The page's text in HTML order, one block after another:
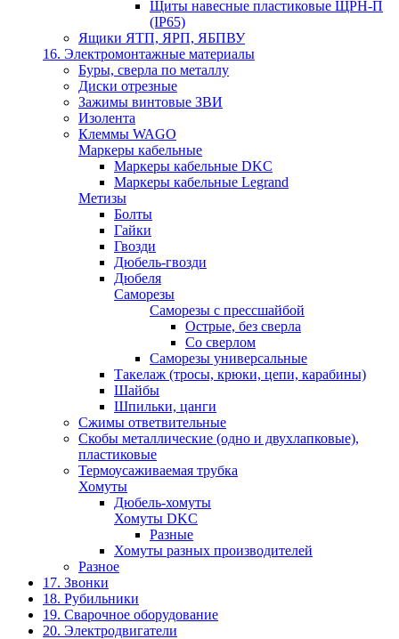
Щиты навесные пластиковые ЩРН-П
(IP65)
Ящики ЯТП, ЯРП, ЯБПВУ
16. Электромонтажные материалы
Буры, сверла по металлу
Диски отрезные
Зажимы винтовые ЗВИ
Изолента
Клеммы WAGO
Маркеры кабельные
Маркеры кабельные DKC
Маркеры кабельные Legrand
Метизы
Болты
Гайки
Гвозди
Дюбель-гвозди
Дюбеля
Саморезы
Саморезы с прессшайбой
Острые, без сверла
Со сверлом
Саморезы универсальные
Такелаж (тросы, крюки, цепи, карабины)
Шайбы
Шпильки, цанги
Сжимы ответвительные
Скобы металлические (одно и двухлапковые),
пластиковые
Термоусаживаемая трубка
Хомуты
Дюбель-хомуты
Хомуты DKC
Разные
Хомуты разных производителей
Разное
17. Звонки
18. Рубильники
19. Сварочное оборудование
20. Электродвигатели